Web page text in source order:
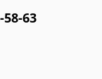
58-63